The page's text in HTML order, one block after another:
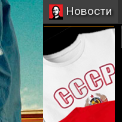
Новости